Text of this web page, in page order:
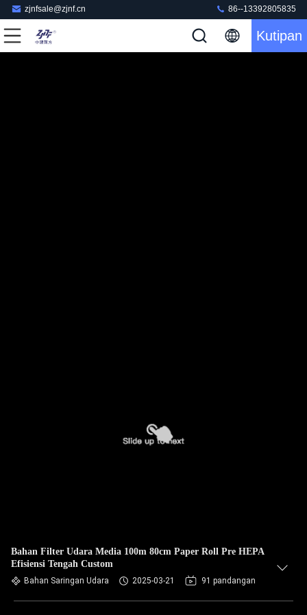
zjnfsale@zjnf.cn 86--13392805835
Kutipan
Bahan Filter Udara Media 100m 80cm Paper Roll Pre HEPA
Efisiensi Tengah Custom
Bahan Saringan Udara 2025-03-21 91 pandangan